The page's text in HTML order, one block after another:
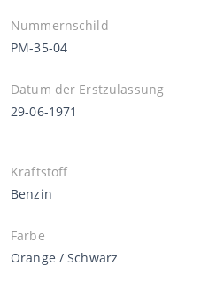
Nummernschild
PM-35-04
Datum der Erstzulassung
29-06-1971
Kraftstoff
Benzin
Farbe
Orange / Schwarz